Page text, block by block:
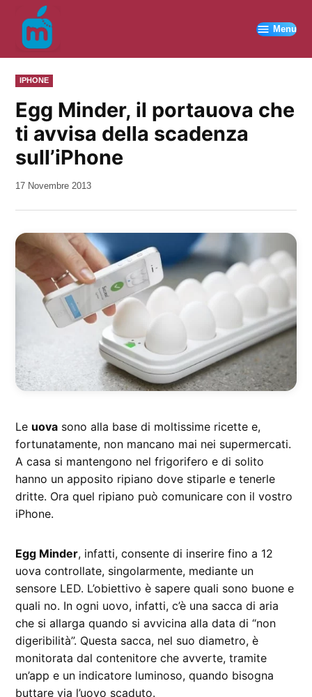
contenuto
Menu
PUBBLICATO
IN
IPHONE
Egg Minder, il portauova che
ti avvisa della scadenza
sull’iPhone
da
17 Novembre 2013
Le uova sono alla base di moltissime ricette e,
fortunatamente, non mancano mai nei supermercati.
A casa si mantengono nel frigorifero e di solito
hanno un apposito ripiano dove stiparle e tenerle
dritte. Ora quel ripiano può comunicare con il vostro
iPhone.
Egg Minder, infatti, consente di inserire fino a 12
uova controllate, singolarmente, mediante un
sensore LED. L’obiettivo è sapere quali sono buone e
quali no. In ogni uovo, infatti, c’è una sacca di aria
che si allarga quando si avvicina alla data di “non
digeribilità”. Questa sacca, nel suo diametro, è
monitorata dal contenitore che avverte, tramite
un’app e un indicatore luminoso, quando bisogna
buttare via l’uovo scaduto.